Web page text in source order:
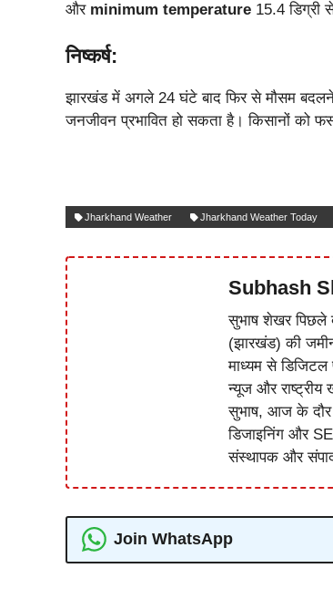
और minimum temperature 15.4 डिग्री
निष्कर्ष:
झारखंड में अगले 24 घंटे बाद फिर से मौसम बदलने
जनजीवन प्रभावित हो सकता है। किसानों को
Jharkhand Weather Jharkhand Weather Today
Subhash
सुभाष शेखर पिछले
(झारखंड) की
माध्यम से डिजिटल
न्यूज और राष्ट्रीय
सुभाष, आज के दौर
डिजाइनिंग और
संस्थापक और
Join WhatsApp